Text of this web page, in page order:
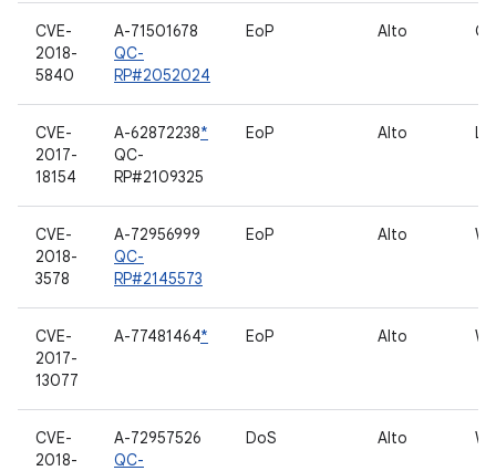
CVE-
2018-
5840
A-71501678
QC-
RP#2052024
EoP Alto
CVE-
2017-
18154
A-62872238*
QC-
RP#2109325
EoP Alto
CVE-
2018-
3578
A-72956999
QC-
RP#2145573
EoP Alto
CVE-
2017-
13077
A-77481464* EoP Alto
CVE-
2018-
A-72957526
QC-
DoS Alto